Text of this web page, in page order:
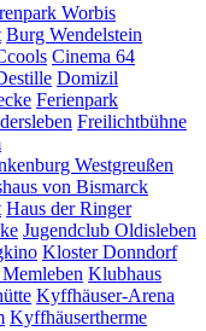
Worbis
Burg Wendelstein
Cinema 64
Domizil
Ferienpark
Freilichtbühne
Westgreußen
von Bismarck
Haus der Ringer
Jugendclub Oldisleben
Kloster Donndorf
Klubhaus
Kyffhäuser-Arena
Kyffhäusertherme